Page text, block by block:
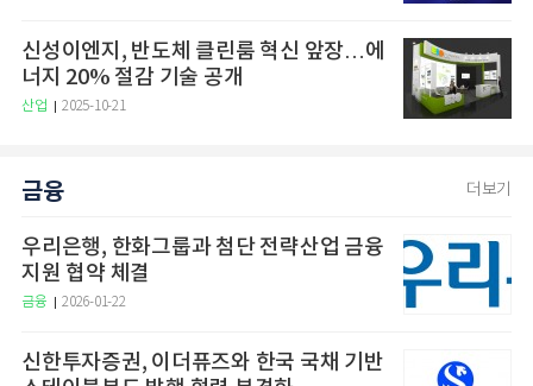
신성이엔지, 반도체 클린룸 혁신 앞장…에
너지 20% 절감 기술 공개
산업 2025-10-21
금융 더보기
우리은행, 한화그룹과 첨단 전략산업 금융
지원 협약 체결
금융 2026-01-22
신한투자증권, 이더퓨즈와 한국 국채 기반